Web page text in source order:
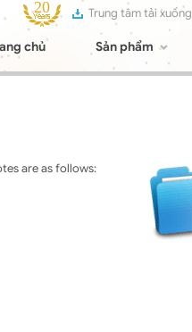
Trung tâm tải xuống
chủ Sản phẩm
are as follows: